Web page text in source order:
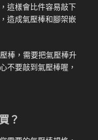
這樣會比件容易敲下
造成氣壓棒和腳架嵌
棒，需要把氣壓棒升
不要敲到氣壓棒喔，
？